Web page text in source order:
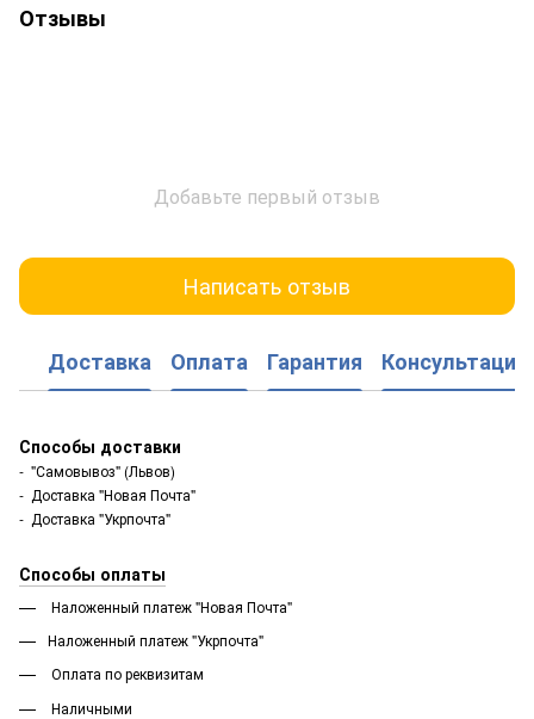
Отзывы
Добавьте первый отзыв
Написать отзыв
Доставка Оплата Гарантия Консультация
Способы доставки
- "Самовывоз" (Львов)
- Доставка "Новая Почта"
- Доставка "Укрпочта"
Способы оплаты
Наложенный платеж "Новая Почта"
Наложенный платеж "Укрпочта"
Оплата по реквизитам
Наличными